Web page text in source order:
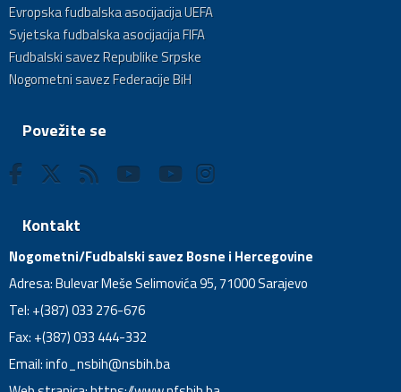
Evropska fudbalska asocijacija UEFA
Svjetska fudbalska asocijacija FIFA
Fudbalski savez Republike Srpske
Nogometni savez Federacije BiH
Povežite se
Kontakt
Nogometni/Fudbalski savez Bosne i Hercegovine
Adresa: Bulevar Meše Selimovića 95, 71000 Sarajevo
Tel: +(387) 033 276-676
Fax: +(387) 033 444-332
Email:info_nsbih@nsbih.ba